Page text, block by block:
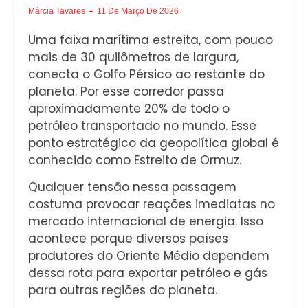
Márcia Tavares 11 De Março De 2026
Uma faixa marítima estreita, com pouco
mais de 30 quilômetros de largura,
conecta o Golfo Pérsico ao restante do
planeta. Por esse corredor passa
aproximadamente 20% de todo o
petróleo transportado no mundo. Esse
ponto estratégico da geopolítica global é
conhecido como Estreito de Ormuz.
Qualquer tensão nessa passagem
costuma provocar reações imediatas no
mercado internacional de energia. Isso
acontece porque diversos países
produtores do Oriente Médio dependem
dessa rota para exportar petróleo e gás
para outras regiões do planeta.